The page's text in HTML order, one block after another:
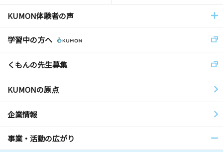
KUMON体験者の声
学習中の方へ
くもんの先生募集
KUMONの原点
企業情報
事業・活動の広がり